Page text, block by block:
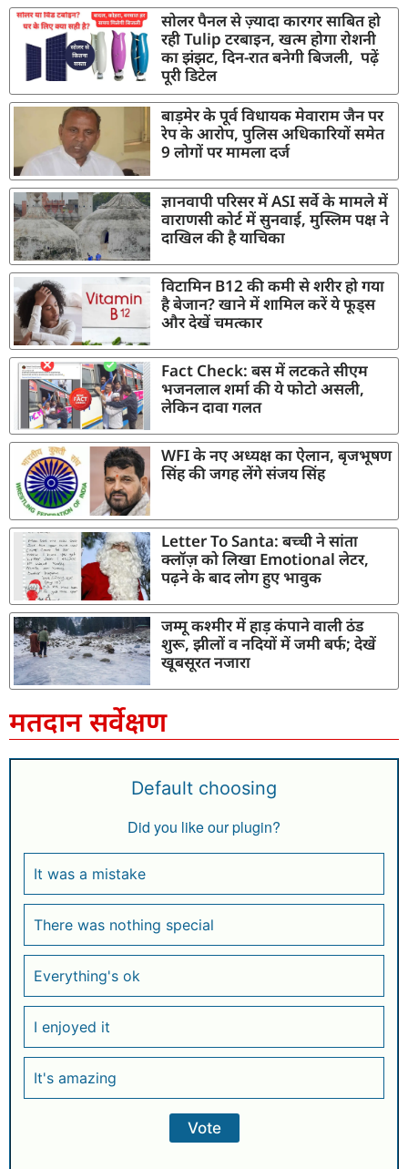
सोलर पैनल से ज़्यादा कारगर साबित हो
रही Tulip टरबाइन, खत्म होगा रोशनी
का झंझट, दिन-रात बनेगी बिजली, पढ़ें
पूरी डिटेल
बाड़मेर के पूर्व विधायक मेवाराम जैन पर
रेप के आरोप, पुलिस अधिकारियों समेत
9 लोगों पर मामला दर्ज
ज्ञानवापी परिसर में ASI सर्वे के मामले में
वाराणसी कोर्ट में सुनवाई, मुस्लिम पक्ष ने
दाखिल की है याचिका
विटामिन B12 की कमी से शरीर हो गया
है बेजान? खाने में शामिल करें ये फूड्स
और देखें चमत्कार
Fact Check: बस में लटकते सीएम
भजनलाल शर्मा की ये फोटो असली,
लेकिन दावा गलत
WFI के नए अध्यक्ष का ऐलान, बृजभूषण
सिंह की जगह लेंगे संजय सिंह
Letter To Santa: बच्ची ने सांता
क्लॉज़ को लिखा Emotional लेटर,
पढ़ने के बाद लोग हुए भावुक
जम्मू कश्मीर में हाड़ कंपाने वाली ठंड
शुरू, झीलों व नदियों में जमी बर्फ; देखें
खूबसूरत नजारा
मतदान सर्वेक्षण
Default choosing
Did you like our plugin?
It was a mistake
There was nothing special
Everything's ok
I enjoyed it
It's amazing